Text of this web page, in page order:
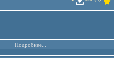
Подробнее...